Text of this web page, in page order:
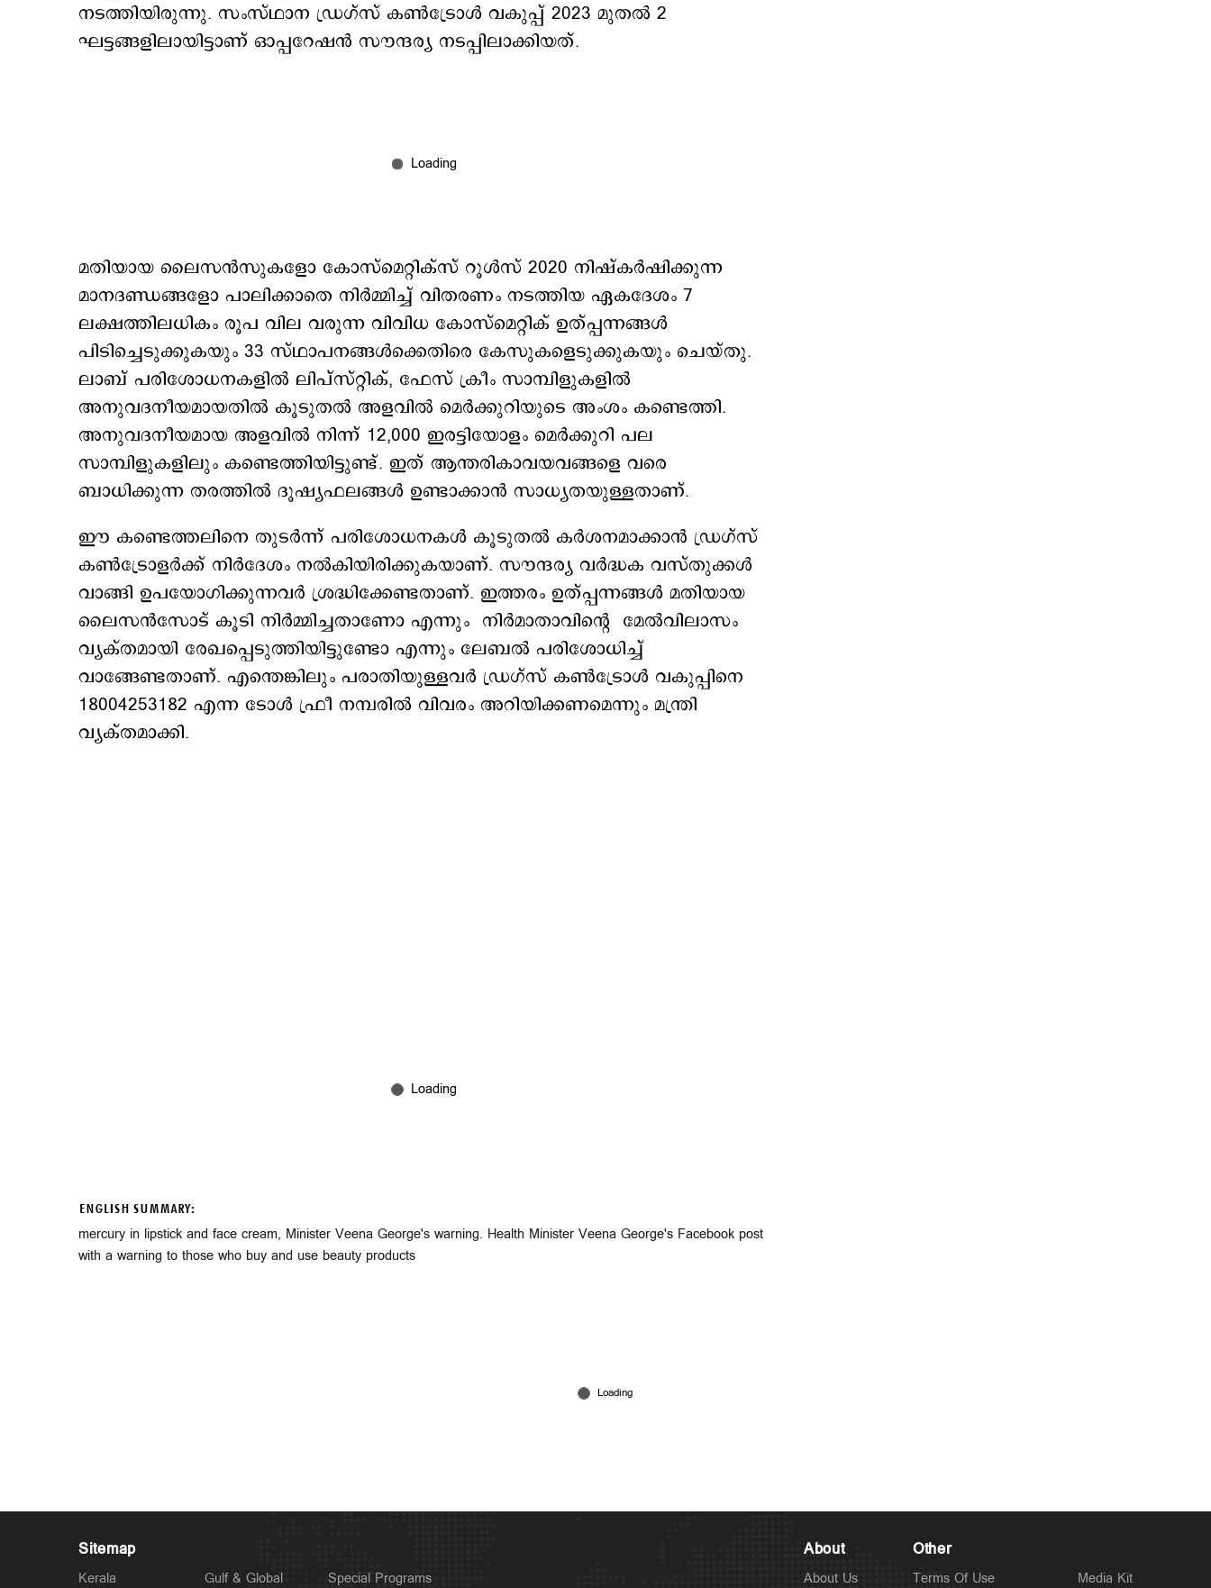
നടത്തിയിരുന്നു. സംസ്ഥാന ഡ്രഗ്‌സ് കണ്‍ട്രോള്‍ വകുപ്പ് 2023 മുതല്‍ 2
ഘട്ടങ്ങളിലായിട്ടാണ് ഓപ്പറേഷന്‍ സൗന്ദര്യ നടപ്പിലാക്കിയത്.
മതിയായ ലൈസന്‍സുകളോ കോസ്മെറ്റിക്സ് റൂള്‍സ് 2020 നിഷ്‌കര്‍ഷിക്കുന്ന
മാനദണ്ഡങ്ങളോ പാലിക്കാതെ നിര്‍മ്മിച്ച് വിതരണം നടത്തിയ ഏകദേശം 7
ലക്ഷത്തിലധികം രൂപ വില വരുന്ന വിവിധ കോസ്മെറ്റിക് ഉത്പ്പന്നങ്ങള്‍
പിടിച്ചെടുക്കുകയും 33 സ്ഥാപനങ്ങള്‍ക്കെതിരെ കേസുകളെടുക്കുകയും ചെയ്തു.
ലാബ് പരിശോധനകളില്‍ ലിപ്സ്റ്റിക്, ഫേസ് ക്രീം സാമ്പിളുകളില്‍
അനുവദനീയമായതില്‍ കൂടുതല്‍ അളവില്‍ മെര്‍ക്കുറിയുടെ അംശം കണ്ടെത്തി.
അനുവദനീയമായ അളവില്‍ നിന്ന് 12,000 ഇരട്ടിയോളം മെര്‍ക്കുറി പല
സാമ്പിളുകളിലും കണ്ടെത്തിയിട്ടുണ്ട്. ഇത് ആന്തരികാവയവങ്ങളെ വരെ
ബാധിക്കുന്ന തരത്തില്‍ ദൂഷ്യഫലങ്ങള്‍ ഉണ്ടാക്കാന്‍ സാധ്യതയുള്ളതാണ്.
ഈ കണ്ടെത്തലിനെ തുടര്‍ന്ന് പരിശോധനകള്‍ കൂടുതല്‍ കര്‍ശനമാക്കാന്‍ ഡ്രഗ്സ്
കണ്‍ട്രോളര്‍ക്ക് നിര്‍ദേശം നല്‍കിയിരിക്കുകയാണ്. സൗന്ദര്യ വര്‍ദ്ധക വസ്തുക്കള്‍
വാങ്ങി ഉപയോഗിക്കുന്നവര്‍ ശ്രദ്ധിക്കേണ്ടതാണ്. ഇത്തരം ഉത്പ്പന്നങ്ങള്‍ മതിയായ
ലൈസന്‍സോട് കൂടി നിര്‍മ്മിച്ചതാണോ എന്നും നിര്‍മാതാവിന്‍റെ മേല്‍വിലാസം
വ്യക്തമായി രേഖപ്പെടുത്തിയിട്ടുണ്ടോ എന്നും ലേബല്‍ പരിശോധിച്ച്
വാങ്ങേണ്ടതാണ്. എന്തെങ്കിലും പരാതിയുള്ളവര്‍ ഡ്രഗ്സ് കണ്‍ട്രോള്‍ വകുപ്പിനെ
18004253182 എന്ന ടോള്‍ ഫ്രീ നമ്പരില്‍ വിവരം അറിയിക്കണമെന്നും മന്ത്രി
വ്യക്തമാക്കി.
ENGLISH SUMMARY:
mercury in lipstick and face cream, Minister Veena George's warning. Health Minister Veena George's Facebook post
with a warning to those who buy and use beauty products
Sitemap
Kerala Gulf & Global Special Programs
About
About Us
Other
Terms Of Use Media Kit